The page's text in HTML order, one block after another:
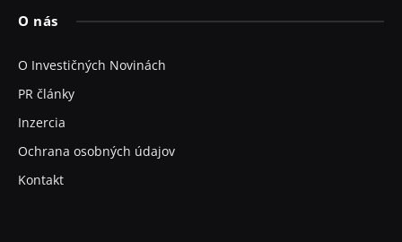
O nás
O Investičných Novinách
PR články
Inzercia
Ochrana osobných údajov
Kontakt